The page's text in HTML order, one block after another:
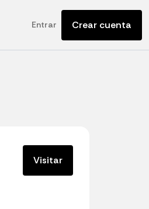
Entrar Crear cuenta
Visitar